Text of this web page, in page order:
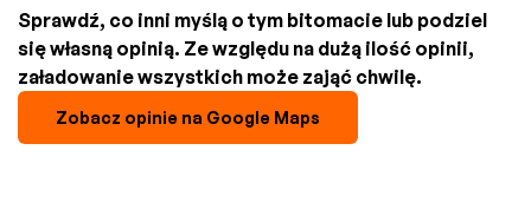
Sprawdź, co inni myślą o tym bitomacie lub podziel
się własną opinią. Ze względu na dużą ilość opinii,
załadowanie wszystkich może zająć chwilę.
Zobacz opinie na Google Maps